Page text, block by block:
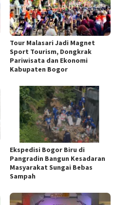
Tour Malasari Jadi Magnet
Sport Tourism, Dongkrak
Pariwisata dan Ekonomi
Kabupaten Bogor
Ekspedisi Bogor Biru di
Pangradin Bangun Kesadaran
Masyarakat Sungai Bebas
Sampah